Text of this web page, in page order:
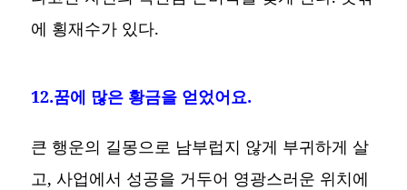
에 횡재수가 있다.
12.꿈에 많은 황금을 얻었어요.
큰 행운의 길몽으로 남부럽지 않게 부귀하게 살
고, 사업에서 성공을 거두어 영광스러운 위치에